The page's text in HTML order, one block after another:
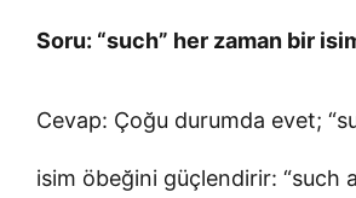
Soru: “such” her zaman bir
Cevap: Çoğu durumda evet;
isim öbeğini güçlendirir: “such